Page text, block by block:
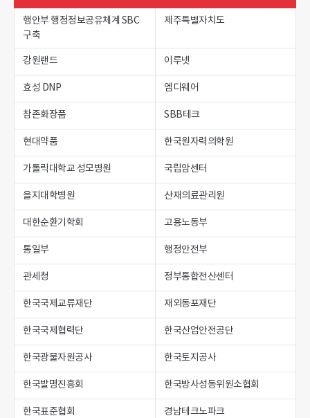
행안부 행정정보공유체계 SBC
구축
제주특별자치도
강원랜드 이루넷
효성 DNP 엠디웨어
참존화장품 SBB테크
현대약품 한국원자력의학원
가톨릭대학교 성모병원 국립암센터
을지대학병원 산재의료관리원
대한순환기학회 고용노동부
통일부 행정안전부
관세청 정부통합전산센터
한국국제교류재단 재외동포재단
한국국제협력단 한국산업안전공단
한국광물자원공사 한국토지공사
한국발명진흥회 한국방사성동위원소협회
한국표준협회 경남테크노파크